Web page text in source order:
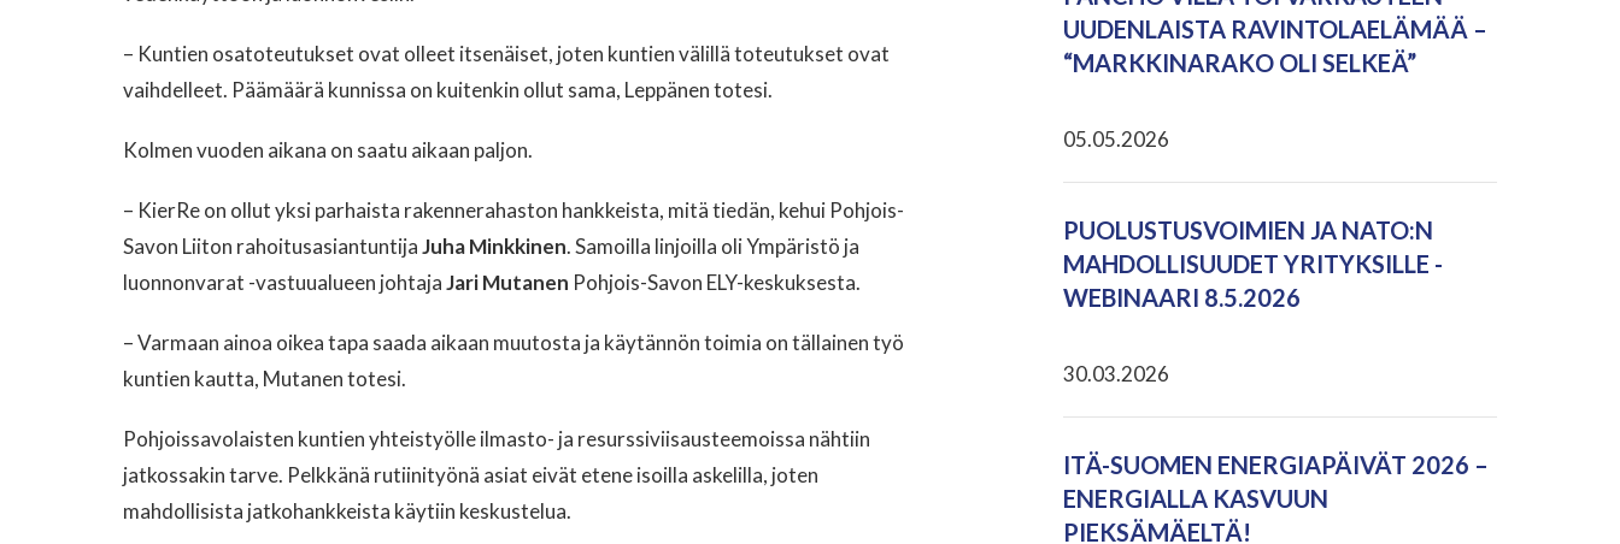
– Kuntien osatoteutukset ovat olleet itsenäiset, joten kuntien välillä toteutukset ovat
vaihdelleet. Päämäärä kunnissa on kuitenkin ollut sama, Leppänen totesi.
Kolmen vuoden aikana on saatu aikaan paljon.
– KierRe on ollut yksi parhaista rakennerahaston hankkeista, mitä tiedän, kehui Pohjois-
Savon Liiton rahoitusasiantuntijaJuha Minkkinen. Samoilla linjoilla oli Ympäristö ja
luonnonvarat -vastuualueen johtajaJari Mutanen Pohjois-Savon ELY-keskuksesta.
– Varmaan ainoa oikea tapa saada aikaan muutosta ja käytännön toimia on tällainen työ
kuntien kautta, Mutanen totesi.
Pohjoissavolaisten kuntien yhteistyölle ilmasto- ja resurssiviisausteemoissa nähtiin
jatkossakin tarve. Pelkkänä rutiinityönä asiat eivät etene isoilla askelilla, joten
mahdollisista jatkohankkeista käytiin keskustelua.
UUDENLAISTA RAVINTOLAELÄMÄÄ –
“MARKKINARAKO OLI SELKEÄ”
05.05.2026
PUOLUSTUSVOIMIEN JA NATO:N
MAHDOLLISUUDET YRITYKSILLE -
WEBINAARI 8.5.2026
30.03.2026
ITÄ-SUOMEN ENERGIAPÄIVÄT 2026 –
ENERGIALLA KASVUUN
PIEKSÄMÄELTÄ!